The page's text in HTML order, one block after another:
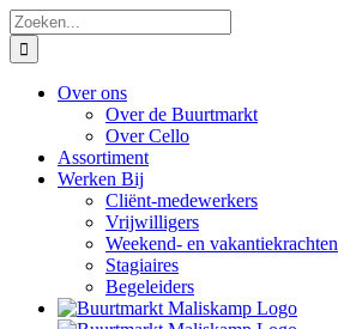
Ga
naar
inhoud
Zoeken
naar:
Over ons
Over de Buurtmarkt
Over Cello
Assortiment
Werken Bij
Cliënt-medewerkers
Vrijwilligers
Weekend- en vakantiekrachten
Stagiaires
Begeleiders